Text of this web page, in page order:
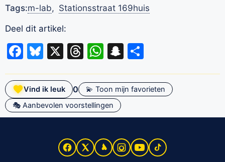
Tags:m-lab, Stationsstraat 169huis
Deel dit artikel:
Facebook
Bluesky
X Threads
WhatsApp
Snapchat
Vind ik leuk 0
💫 Toon mijn favorieten
🎭 Aanbevolen voorstellingen